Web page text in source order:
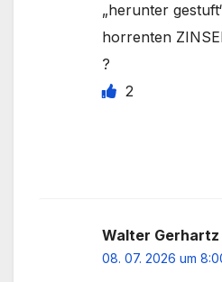
„herunter
horrenten
?
2
Walter Gerhartz
08. 07. 2026 um